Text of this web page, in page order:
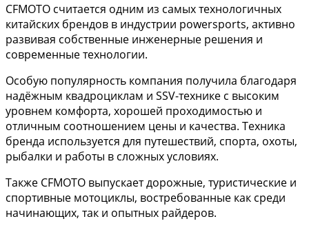
CFMOTO считается одним из самых технологичных
китайских брендов в индустрии powersports, активно
развивая собственные инженерные решения и
современные технологии.
Особую популярность компания получила благодаря
надёжным квадроциклам и SSV-технике с высоким
уровнем комфорта, хорошей проходимостью и
отличным соотношением цены и качества. Техника
бренда используется для путешествий, спорта, охоты,
рыбалки и работы в сложных условиях.
Также CFMOTO выпускает дорожные, туристические и
спортивные мотоциклы, востребованные как среди
начинающих, так и опытных райдеров.